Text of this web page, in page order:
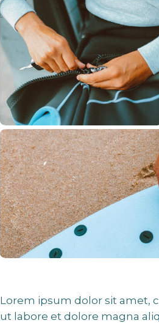
Lorem ipsum dolor sit amet,
ut labore et dolore magna